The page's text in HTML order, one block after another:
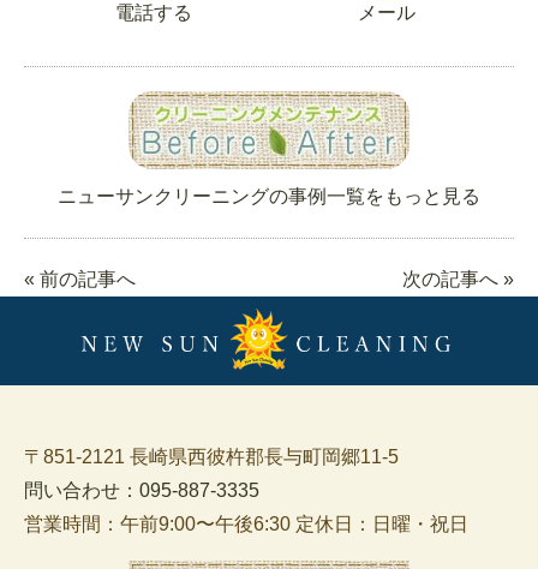
電話する メール
ニューサンクリーニングの事例一覧をもっと見る
« 前の記事へ 次の記事へ »
〒851-2121 長崎県西彼杵郡長与町岡郷11-5
問い合わせ：095-887-3335
営業時間：午前9:00〜午後6:30 定休日：日曜・祝日